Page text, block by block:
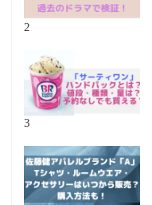
2
3